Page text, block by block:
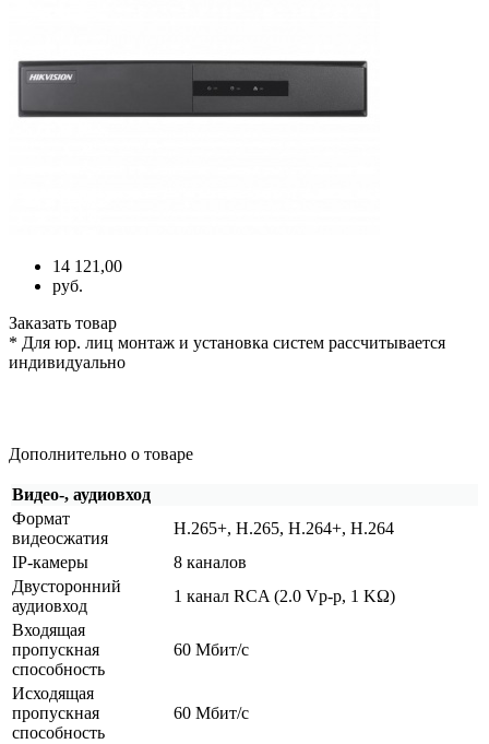
14 121,00
руб.
Заказать товар
* Для юр. лиц монтаж и установка систем рассчитывается
индивидуально
Дополнительно о товаре
Видео-, аудиовход
Формат
видеосжатия
H.265+, H.265, H.264+, H.264
IP-камеры
8 каналов
Двусторонний
аудиовход
1 канал RCA (2.0 Vp-p, 1 KΩ)
Входящая
пропускная
способность
60 Мбит/с
Исходящая
пропускная
способность
60 Мбит/с